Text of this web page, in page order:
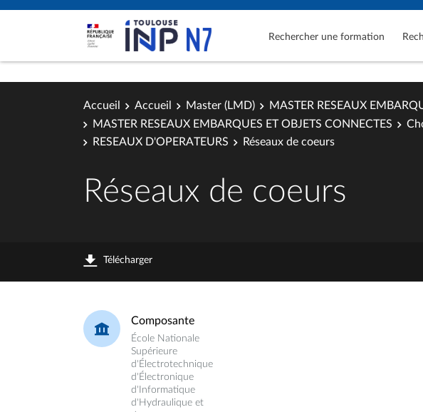
Rechercher une formation
Accueil Accueil Master (LMD)
MASTER RESEAUX
MASTER RESEAUX EMBARQUES ET OBJETS CONNECTES
RESEAUX D'OPERATEURS
Réseaux de coeurs
Réseaux de coeurs
Télécharger
Composante
École Nationale
Supérieure
d'Électrotechnique
d'Électronique
d'Informatique
d'Hydraulique et